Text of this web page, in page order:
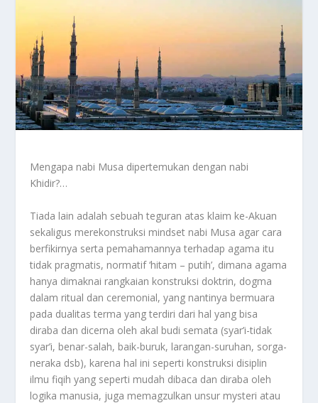
Mengapa nabi Musa dipertemukan dengan nabi
Khidir?…
Tiada lain adalah sebuah teguran atas klaim ke-Akuan
sekaligus merekonstruksi mindset nabi Musa agar cara
berfikirnya serta pemahamannya terhadap agama itu
tidak pragmatis, normatif ‘hitam – putih’, dimana agama
hanya dimaknai rangkaian konstruksi doktrin, dogma
dalam ritual dan ceremonial, yang nantinya bermuara
pada dualitas terma yang terdiri dari hal yang bisa
diraba dan dicerna oleh akal budi semata (syar’i-tidak
syar’i, benar-salah, baik-buruk, larangan-suruhan, sorga-
neraka dsb), karena hal ini seperti konstruksi disiplin
ilmu fiqih yang seperti mudah dibaca dan diraba oleh
logika manusia, juga memagzulkan unsur mysteri atau